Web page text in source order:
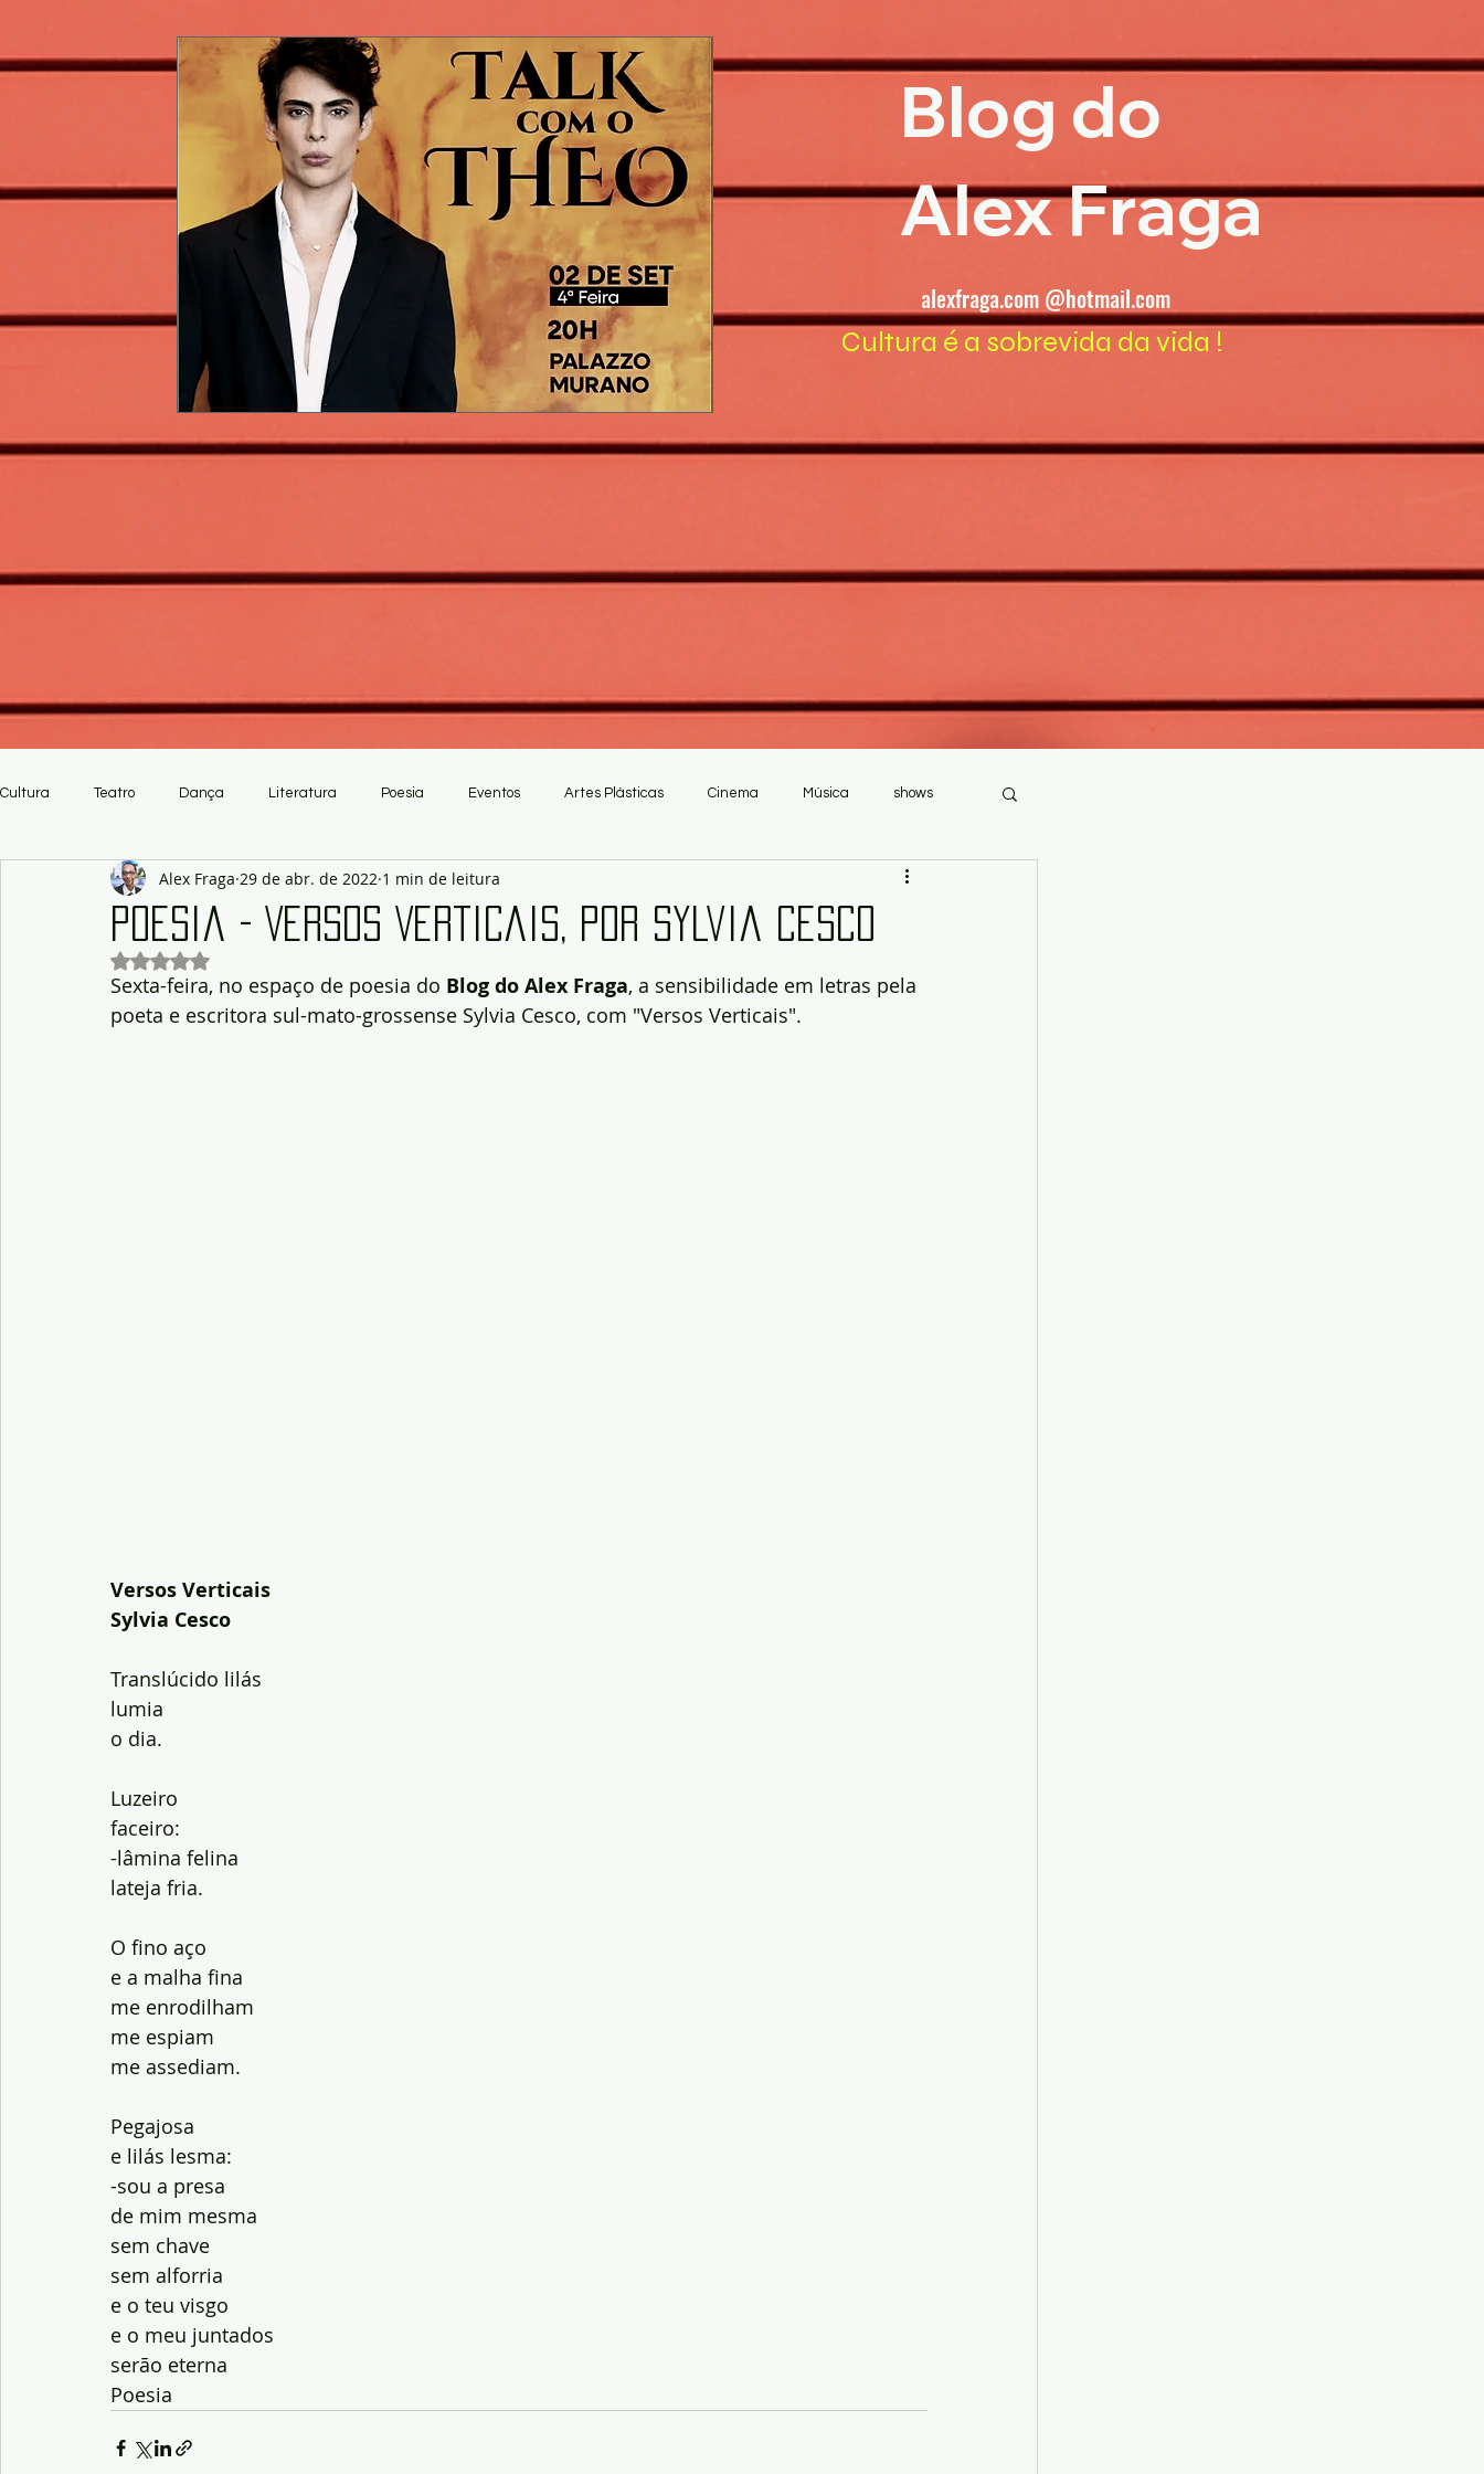
Blog do
Alex Fraga
alexfraga.com @hotmail.com
Cultura é a sobrevida da vida !
Cultura Teatro Dança Literatura Poesia Eventos Artes Plásticas Cinema Música shows
Artesanato
Poesia - Versos Verticais, por Sylvia Cesco
Alex Fraga 29 de abr. de 2022 1 min de leitura
Avaliado com NaN de 5 estrelas.
Sexta-feira, no espaço de poesia do Blog do Alex Fraga, a sensibilidade em letras pela
poeta e escritora sul-mato-grossense Sylvia Cesco, com "Versos Verticais".
Versos Verticais
Sylvia Cesco
Translúcido lilás
lumia
o dia.
Luzeiro
faceiro:
-lâmina felina
lateja fria.
O fino aço
e a malha fina
me enrodilham
me espiam
me assediam.
Pegajosa
e lilás lesma:
-sou a presa
de mim mesma
sem chave
sem alforria
e o teu visgo
e o meu juntados
serão eterna
Poesia